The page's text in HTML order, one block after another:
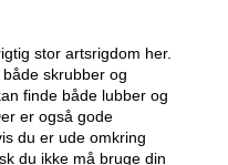
stor artsrigdom her.
skrubber og
finde både lubber og
er også gode
du er ude omkring
du ikke må bruge din